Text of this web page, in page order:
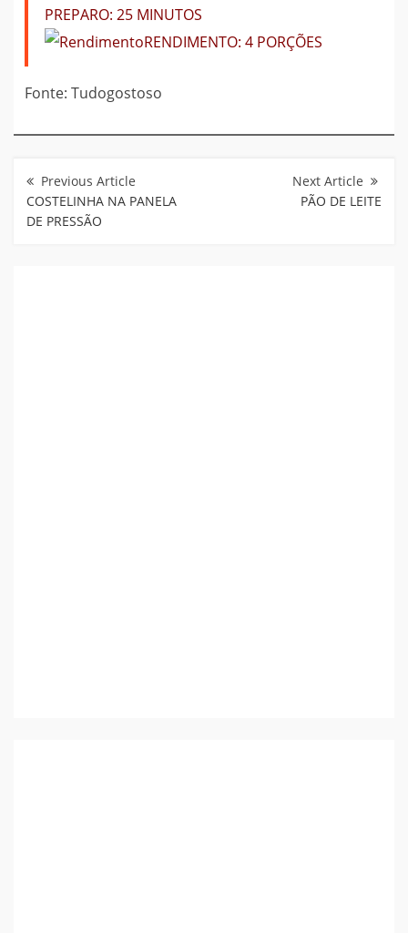
PREPARO: 25 MINUTOS
RENDIMENTO: 4 PORÇÕES
Fonte: Tudogostoso
de
Post
COSTELINHA NA PANELA
DE PRESSÃO
PÃO DE LEITE